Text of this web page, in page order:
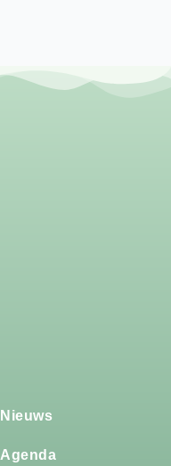
Nieuws
Agenda